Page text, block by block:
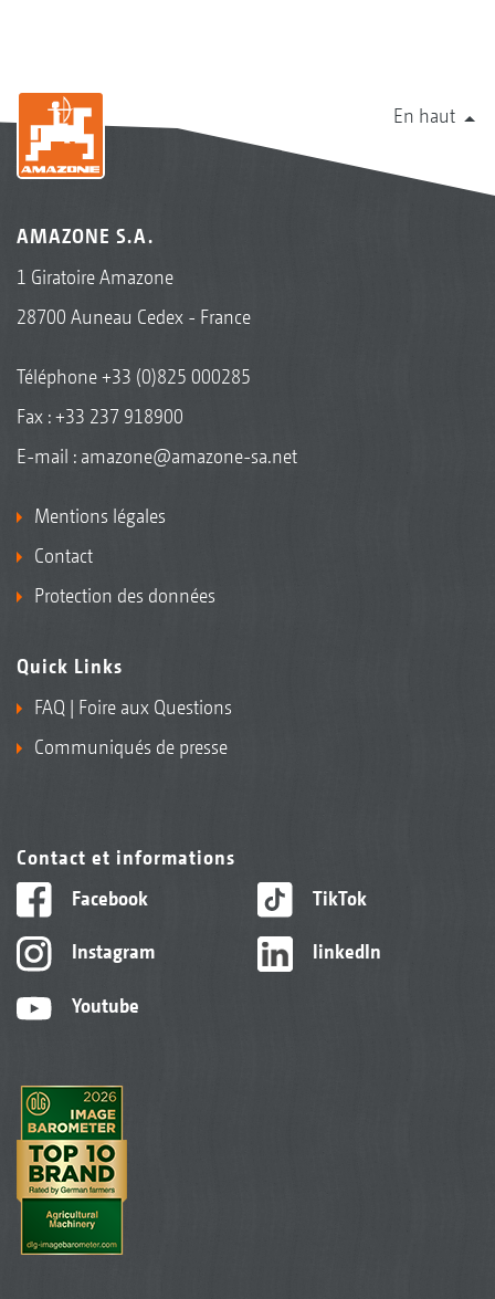
En haut
AMAZONE S.A.
1 Giratoire Amazone
28700 Auneau Cedex - France
Téléphone+33 (0)825 000285
Fax : +33 237 918900
E-mail : amazone@amazone-sa.net
Mentions légales
Contact
Protection des données
Quick Links
FAQ | Foire aux Questions
Communiqués de presse
Contact et informations
Facebook
Instagram
Youtube
TikTok
linkedIn